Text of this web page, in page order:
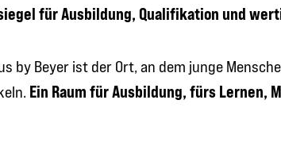
by Beyer ist der Ort, an dem junge
Ein Raum für Ausbildung, fürs Lernen,
für Ausbildung, Qualifikation und